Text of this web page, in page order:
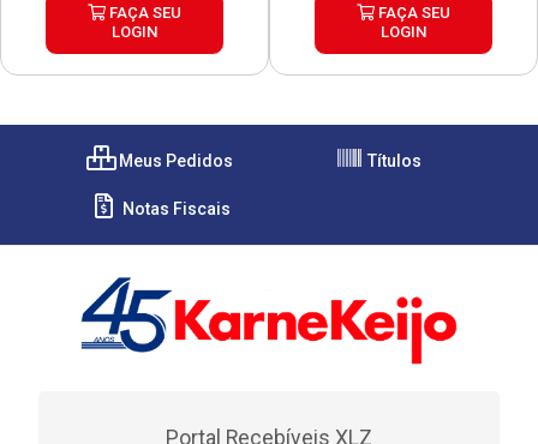
FAÇA SEU
LOGIN
FAÇA SEU
LOGIN
Meus Pedidos Títulos
Notas Fiscais
Portal Recebíveis XLZ